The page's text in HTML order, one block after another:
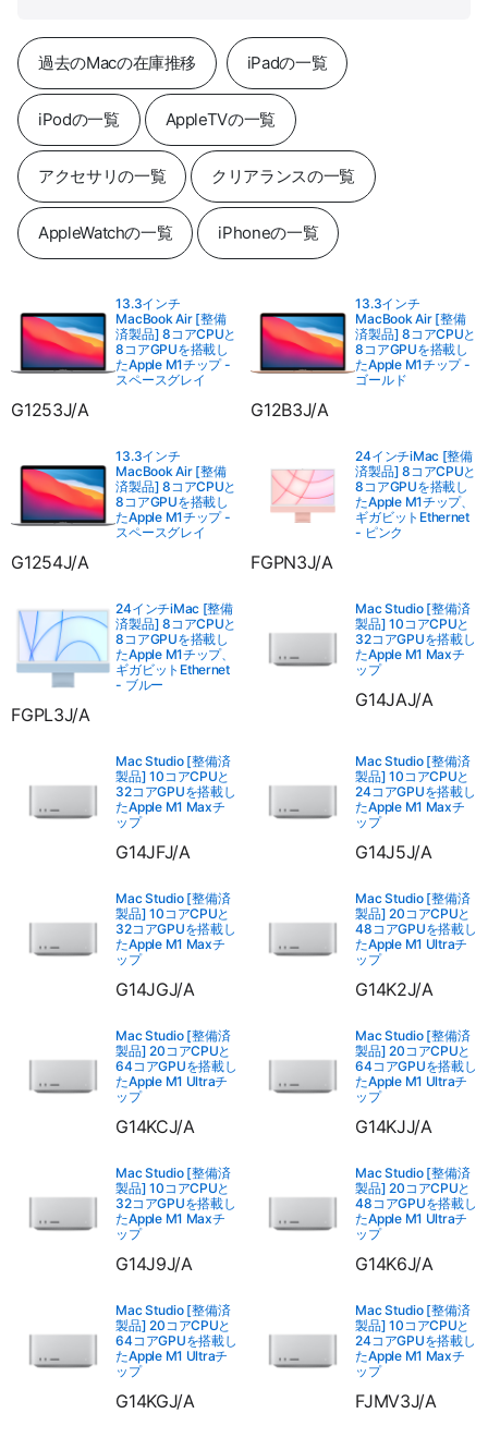
過去のMacの在庫推移 iPadの一覧
iPodの一覧 AppleTVの一覧
アクセサリの一覧 クリアランスの一覧
AppleWatchの一覧 iPhoneの一覧
13.3インチ
MacBook Air [整備
済製品] 8コアCPUと
8コアGPUを搭載し
たApple M1チップ -
スペースグレイ
G1253J/A
13.3インチ
MacBook Air [整備
済製品] 8コアCPUと
8コアGPUを搭載し
たApple M1チップ -
ゴールド
G12B3J/A
13.3インチ
MacBook Air [整備
済製品] 8コアCPUと
8コアGPUを搭載し
たApple M1チップ -
スペースグレイ
G1254J/A
24インチiMac [整備
済製品] 8コアCPUと
8コアGPUを搭載し
たApple M1チップ、
ギガビットEthernet
- ピンク
FGPN3J/A
24インチiMac [整備
済製品] 8コアCPUと
8コアGPUを搭載し
たApple M1チップ、
ギガビットEthernet
- ブルー
FGPL3J/A
Mac Studio [整備済
製品] 10コアCPUと
32コアGPUを搭載し
たApple M1 Maxチ
ップ
G14JAJ/A
Mac Studio [整備済
製品] 10コアCPUと
32コアGPUを搭載し
たApple M1 Maxチ
ップ
G14JFJ/A
Mac Studio [整備済
製品] 10コアCPUと
24コアGPUを搭載し
たApple M1 Maxチ
ップ
G14J5J/A
Mac Studio [整備済
製品] 10コアCPUと
32コアGPUを搭載し
たApple M1 Maxチ
ップ
G14JGJ/A
Mac Studio [整備済
製品] 20コアCPUと
48コアGPUを搭載し
たApple M1 Ultraチ
ップ
G14K2J/A
Mac Studio [整備済
製品] 20コアCPUと
64コアGPUを搭載し
たApple M1 Ultraチ
ップ
G14KCJ/A
Mac Studio [整備済
製品] 20コアCPUと
64コアGPUを搭載し
たApple M1 Ultraチ
ップ
G14KJJ/A
Mac Studio [整備済
製品] 10コアCPUと
32コアGPUを搭載し
たApple M1 Maxチ
ップ
G14J9J/A
Mac Studio [整備済
製品] 20コアCPUと
48コアGPUを搭載し
たApple M1 Ultraチ
ップ
G14K6J/A
Mac Studio [整備済
製品] 20コアCPUと
64コアGPUを搭載し
たApple M1 Ultraチ
ップ
G14KGJ/A
Mac Studio [整備済
製品] 10コアCPUと
24コアGPUを搭載し
たApple M1 Maxチ
ップ
FJMV3J/A